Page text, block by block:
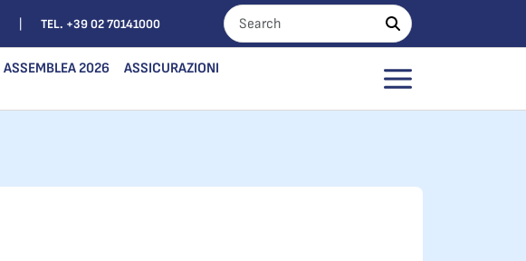
TEL. +39 02 70141000
ASSEMBLEA 2026
ASSICURAZIONI